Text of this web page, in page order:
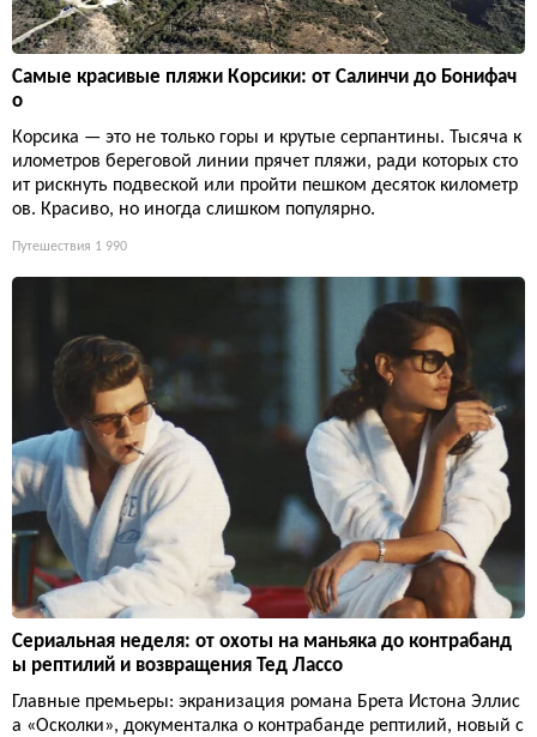
Самые красивые пляжи Корсики: от Салинчи до Бонифач
о
Корсика — это не только горы и крутые серпантины. Тысяча к
илометров береговой линии прячет пляжи, ради которых сто
ит рискнуть подвеской или пройти пешком десяток километр
ов. Красиво, но иногда слишком популярно.
Путешествия 1 990
Сериальная неделя: от охоты на маньяка до контрабанд
ы рептилий и возвращения Тед Лассо
Главные премьеры: экранизация романа Брета Истона Эллис
а «Осколки», документалка о контрабанде рептилий, новый с